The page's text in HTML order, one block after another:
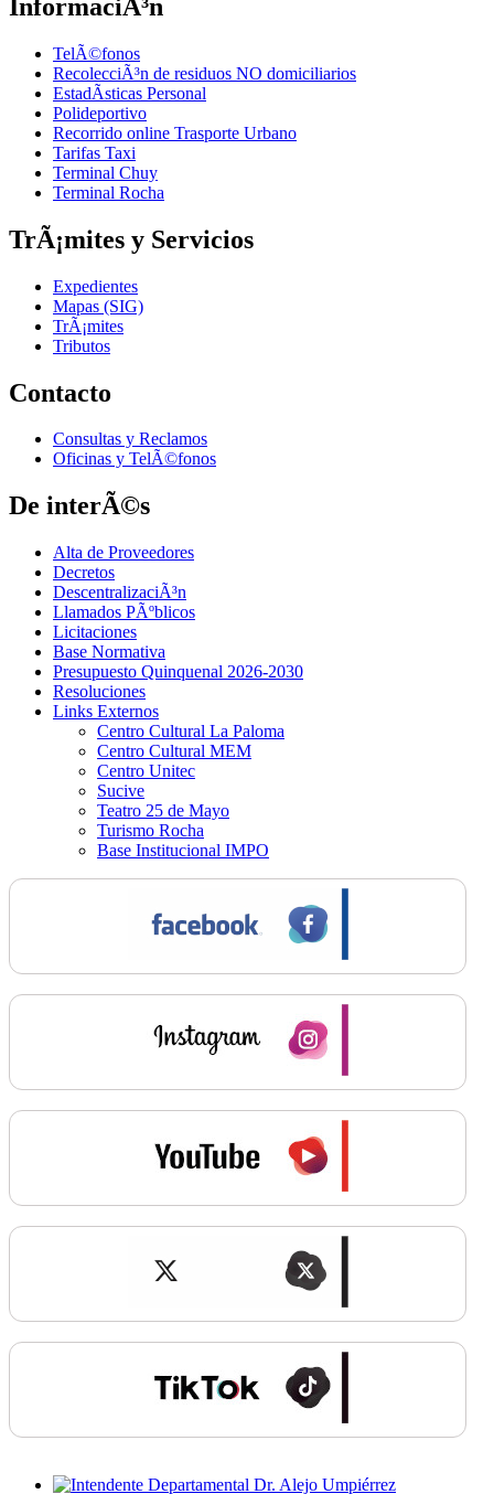
InformaciÃ³n
TelÃ©fonos
RecolecciÃ³n de residuos NO domiciliarios
EstadÃ­sticas Personal
Polideportivo
Recorrido online Trasporte Urbano
Tarifas Taxi
Terminal Chuy
Terminal Rocha
TrÃ¡mites y Servicios
Expedientes
Mapas (SIG)
TrÃ¡mites
Tributos
Contacto
Consultas y Reclamos
Oficinas y TelÃ©fonos
De interÃ©s
Alta de Proveedores
Decretos
DescentralizaciÃ³n
Llamados PÃºblicos
Licitaciones
Base Normativa
Presupuesto Quinquenal 2026-2030
Resoluciones
Links Externos
Centro Cultural La Paloma
Centro Cultural MEM
Centro Unitec
Sucive
Teatro 25 de Mayo
Turismo Rocha
Base Institucional IMPO